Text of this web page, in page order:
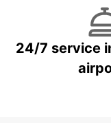
24/7 service